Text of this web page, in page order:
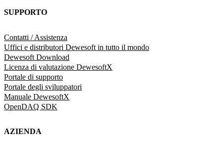
SUPPORTO
Contatti / Assistenza
Uffici e distributori Dewesoft in tutto il mondo
Dewesoft Download
Licenza di valutazione DewesoftX
Portale di supporto
Portale degli sviluppatori
Manuale DewesoftX
OpenDAQ SDK
AZIENDA